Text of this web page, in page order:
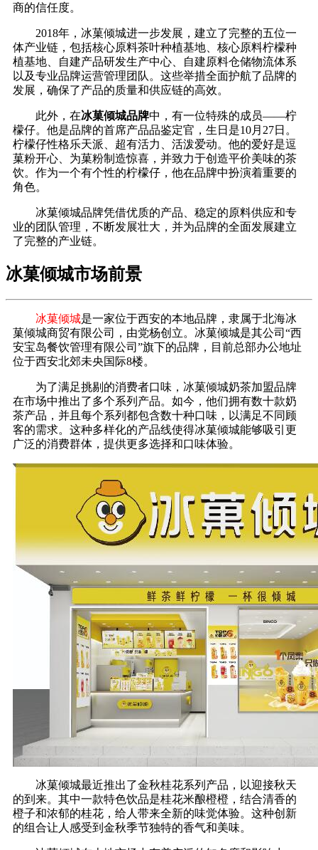
商的信任度。
2018年，冰菓倾城进一步发展，建立了完整的五位一
体产业链，包括核心原料茶叶种植基地、核心原料柠檬种
植基地、自建产品研发生产中心、自建原料仓储物流体系
以及专业品牌运营管理团队。这些举措全面护航了品牌的
发展，确保了产品的质量和供应链的高效。
此外，在冰菓倾城品牌中，有一位特殊的成员——柠
檬仔。他是品牌的首席产品品鉴定官，生日是10月27日。
柠檬仔性格乐天派、超有活力、活泼爱动。他的爱好是逗
菓粉开心、为菓粉制造惊喜，并致力于创造平价美味的茶
饮。作为一个有个性的柠檬仔，他在品牌中扮演着重要的
角色。
冰菓倾城品牌凭借优质的产品、稳定的原料供应和专
业的团队管理，不断发展壮大，并为品牌的全面发展建立
了完整的产业链。
冰菓倾城市场前景
冰菓倾城是一家位于西安的本地品牌，隶属于北海冰
菓倾城商贸有限公司，由党杨创立。冰菓倾城是其公司“西
安宝岛餐饮管理有限公司”旗下的品牌，目前总部办公地址
位于西安北郊未央国际8楼。
为了满足挑剔的消费者口味，冰菓倾城奶茶加盟品牌
在市场中推出了多个系列产品。如今，他们拥有数十款奶
茶产品，并且每个系列都包含数十种口味，以满足不同顾
客的需求。这种多样化的产品线使得冰菓倾城能够吸引更
广泛的消费群体，提供更多选择和口味体验。
冰菓倾城最近推出了金秋桂花系列产品，以迎接秋天
的到来。其中一款特色饮品是桂花米酿橙橙，结合清香的
橙子和浓郁的桂花，给人带来全新的味觉体验。这种创新
的组合让人感受到金秋季节独特的香气和美味。